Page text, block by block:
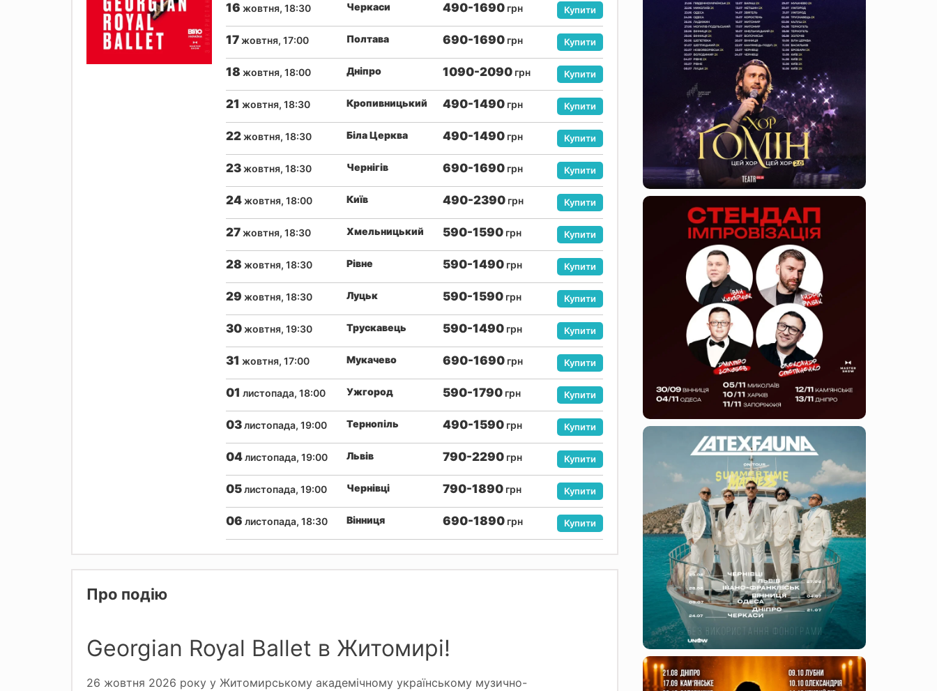
16 жовтня, 18:30 Черкаси 490-1690 грн Купити
17жовтня, 17:00 Полтава 690-1690 грн Купити
18 жовтня, 18:00 Дніпро 1090-2090 грн Купити
21 жовтня, 18:30 Кропивницький 490-1490 грн Купити
22жовтня, 18:30 Біла Церква 490-1490 грн Купити
23жовтня, 18:30 Чернігів 690-1690 грн Купити
24жовтня, 18:00 Київ 490-2390 грн Купити
27жовтня, 18:30 Хмельницький 590-1590 грн Купити
28 жовтня, 18:30 Рівне 590-1490 грн Купити
29 жовтня, 18:30 Луцьк 590-1590 грн Купити
30жовтня, 19:30 Трускавець 590-1490 грн Купити
31 жовтня, 17:00 Мукачево 690-1690 грн Купити
01 листопада, 18:00 Ужгород 590-1790 грн Купити
03листопада, 19:00 Тернопіль 490-1590 грн Купити
04листопада, 19:00 Львів 790-2290 грн Купити
05листопада, 19:00 Чернівці 790-1890 грн Купити
06 листопада, 18:30 Вінниця 690-1890 грн Купити
Про подію
Georgian Royal Ballet в Житомирі!
26 жовтня 2026 року у Житомирському академічному українському музично-